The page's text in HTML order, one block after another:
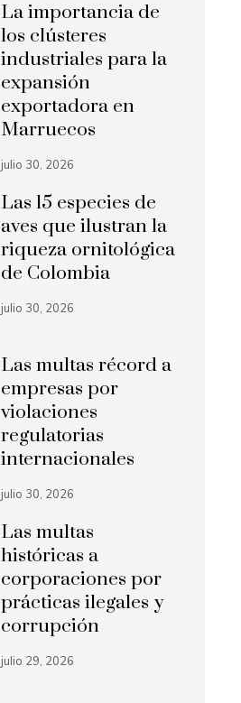
La importancia de
los clústeres
industriales para la
expansión
exportadora en
Marruecos
julio 30, 2026
Las 15 especies de
aves que ilustran la
riqueza ornitológica
de Colombia
julio 30, 2026
Las multas récord a
empresas por
violaciones
regulatorias
internacionales
julio 30, 2026
Las multas
históricas a
corporaciones por
prácticas ilegales y
corrupción
julio 29, 2026